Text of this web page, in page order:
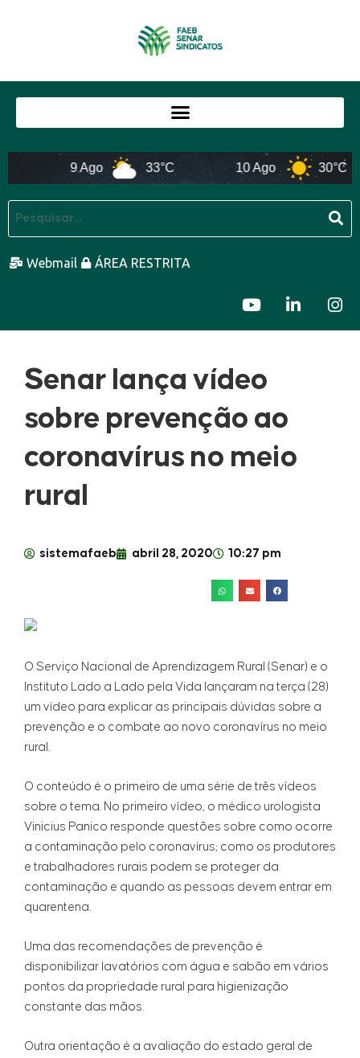
9 Ago 33°C 10 Ago 30°C
Webmail ÁREA RESTRITA
Senar lança vídeo
sobre prevenção ao
coronavírus no meio
rural
sistemafaeb abril 28, 2020 10:27 pm
O Serviço Nacional de Aprendizagem Rural (Senar) e o
Instituto Lado a Lado pela Vida lançaram na terça (28)
um vídeo para explicar as principais dúvidas sobre a
prevenção e o combate ao novo coronavírus no meio
rural.
O conteúdo é o primeiro de uma série de três vídeos
sobre o tema. No primeiro vídeo, o médico urologista
Vinicius Panico responde questões sobre como ocorre
a contaminação pelo coronavírus; como os produtores
e trabalhadores rurais podem se proteger da
contaminação e quando as pessoas devem entrar em
quarentena.
Uma das recomendações de prevenção é
disponibilizar lavatórios com água e sabão em vários
pontos da propriedade rural para higienização
constante das mãos.
Outra orientação é a avaliação do estado geral de